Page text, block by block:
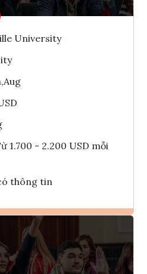
University
1.700 - 2.200 USD mỗi
thông tin
Ghi danh
Tham vấn Interlink